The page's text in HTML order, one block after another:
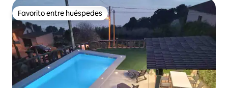
Favorito entre huéspedes
Favorito entre huéspedes